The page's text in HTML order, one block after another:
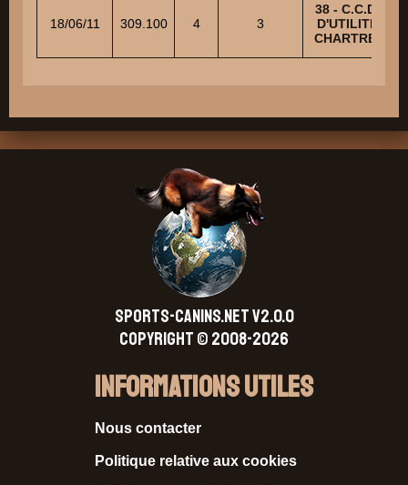
18/06/11 309.100 4 3
38 - C.C.D. ET
D'UTILITE DE
CHARTREUSE
SPORTS-CANINS.NET V2.0.0
Copyright © 2008-2026
Informations Utiles
Nous contacter
Politique relative aux cookies